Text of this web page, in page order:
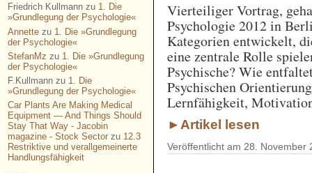
Vierteiliger Vortrag,
Psychologie 2012 in
Kategorien entwickelt,
eine zentrale Rolle
Psychische? Wie
Psychischen
Lernfähigkeit,
►Artikel lesen
Veröffentlicht am 28. November
Friedrich Kullmannzu 1. Die
»Grundlegung der Psychologie«
Annettezu 1. Die »Grundlegung
der Psychologie«
StefanMz zu 1. Die »Grundlegung
der Psychologie«
F.Kullmannzu 1. Die
»Grundlegung der Psychologie«
Car Plants Are Making Medical
Equipment — And Things Should
Stay That Way - Jacobin
magazine - Stock Sectorzu 12.3
Restriktive und verallgemeinerte
Handlungsfähigkeit